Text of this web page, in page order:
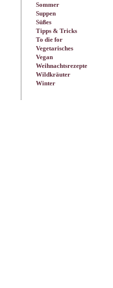
Sommer
Suppen
Süßes
Tipps & Tricks
To die for
Vegetarisches
Vegan
Weihnachtsrezepte
Wildkräuter
Winter